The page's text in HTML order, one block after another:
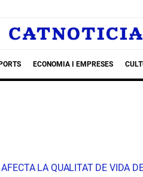
ECONOMIA I EMPRESES
LA QUALITAT DE VIDA